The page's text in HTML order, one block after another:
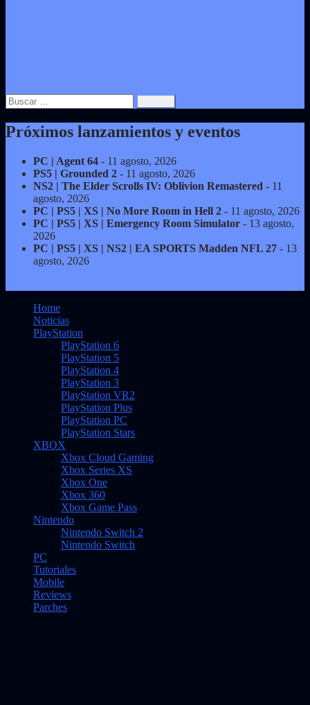
Buscar:
Próximos lanzamientos y eventos
PC | Agent 64 - 11 agosto, 2026
PS5 | Grounded 2 - 11 agosto, 2026
NS2 | The Elder Scrolls IV: Oblivion Remastered - 11
agosto, 2026
PC | PS5 | XS | No More Room in Hell 2 - 11 agosto, 2026
PC | PS5 | XS | Emergency Room Simulator - 13 agosto,
2026
PC | PS5 | XS | NS2 | EA SPORTS Madden NFL 27 - 13
agosto, 2026
Home
Noticias
PlayStation
PlayStation 6
PlayStation 5
PlayStation 4
PlayStation 3
PlayStation VR2
PlayStation Plus
PlayStation PC
PlayStation Stars
XBOX
Xbox Cloud Gaming
Xbox Series XS
Xbox One
Xbox 360
Xbox Game Pass
Nintendo
Nintendo Switch 2
Nintendo Switch
PC
Tutoriales
Mobile
Reviews
Parches